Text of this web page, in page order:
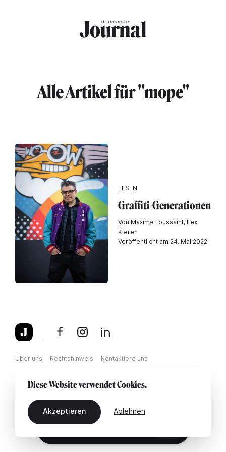
Alle Artikel für "mope"
LESEN
Graffiti-Generationen
Von Maxime Toussaint, Lex
Kleren
Veröffentlicht am 24. Mai 2022
Über uns Rechtshinweis Kontaktiere uns
Diese Website verwendet Cookies.
Akzeptieren Ablehnen